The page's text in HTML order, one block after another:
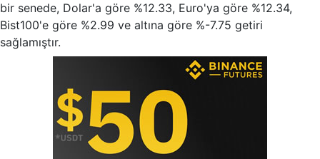
bir senede, Dolar'a göre %12.33, Euro'ya göre %12.34,
Bist100'e göre %2.99 ve altına göre %-7.75 getiri
sağlamıştır.